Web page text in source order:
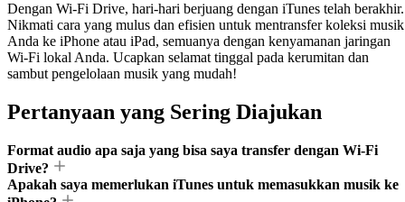
Dengan Wi-Fi Drive, hari-hari berjuang dengan iTunes telah berakhir.
Nikmati cara yang mulus dan efisien untuk mentransfer koleksi musik
Anda ke iPhone atau iPad, semuanya dengan kenyamanan jaringan
Wi-Fi lokal Anda. Ucapkan selamat tinggal pada kerumitan dan
sambut pengelolaan musik yang mudah!
Pertanyaan yang Sering Diajukan
Format audio apa saja yang bisa saya transfer dengan Wi-Fi
Drive?
Apakah saya memerlukan iTunes untuk memasukkan musik ke